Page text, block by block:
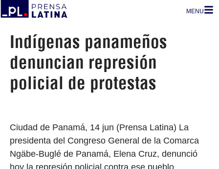
MENU
Indígenas panameños
denuncian represión
policial de protestas
Ciudad de Panamá, 14 jun (Prensa Latina) La
presidenta del Congreso General de la Comarca
Ngäbe-Buglé de Panamá, Elena Cruz, denunció
hoy la represión policial contra ese pueblo